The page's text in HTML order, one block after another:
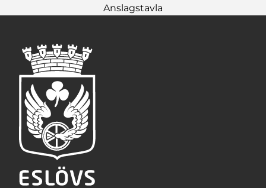
Anslagstavla